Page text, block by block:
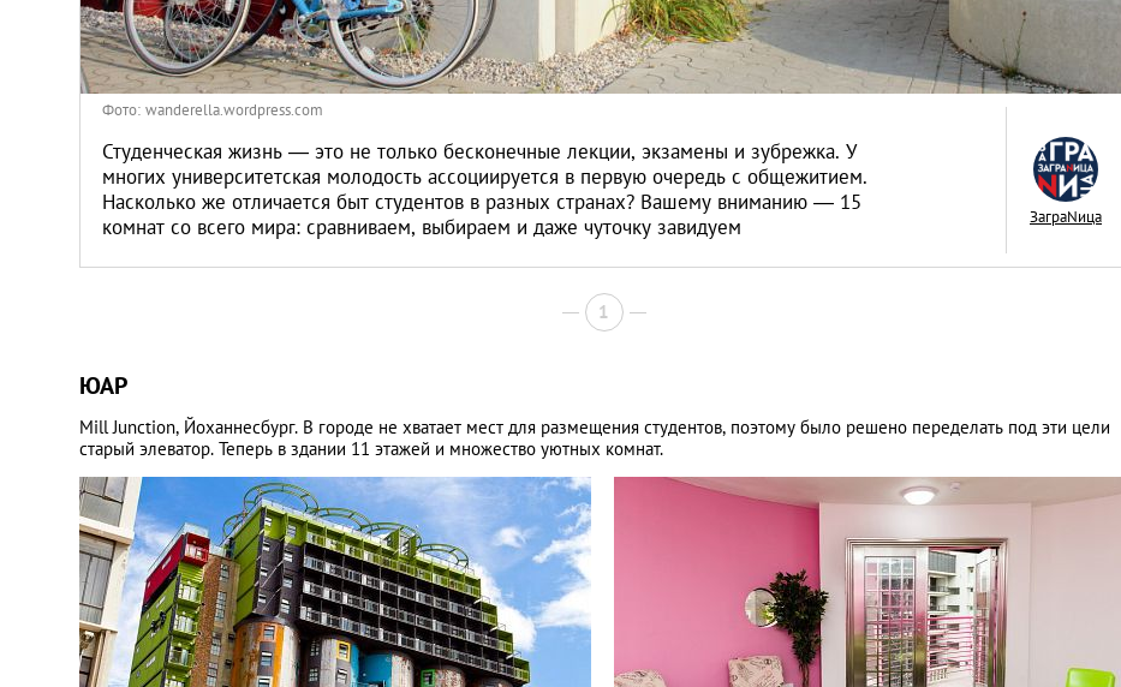
Паттайя
Пхукет
Санкт-Петербург
Фото: wanderella.wordpress.com
Студенческая жизнь — это не только бесконечные лекции, экзамены и зубрежка. У
многих университетская молодость ассоциируется в первую очередь с общежитием.
Насколько же отличается быт студентов в разных странах? Вашему вниманию ― 15
комнат со всего мира: сравниваем, выбираем и даже чуточку завидуем
ЗаграNица
1
ЮАР
Mill Junction, Йоханнесбург. В городе не хватает мест для размещения студентов, поэтому было решено переделать под эти цели
старый элеватор. Теперь в здании 11 этажей и множество уютных комнат.
компании Knight Frank